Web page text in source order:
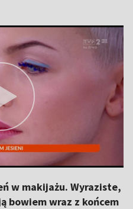
w makijażu. Wyraziste,
bowiem wraz z końcem